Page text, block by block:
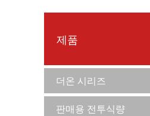
제품
더온 시리즈
판매용 전투식량